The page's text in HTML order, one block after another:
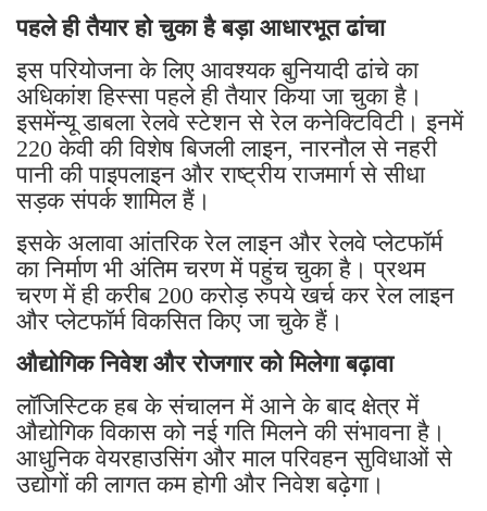
पहले ही तैयार हो चुका है बड़ा आधारभूत ढांचा
इस परियोजना के लिए आवश्यक बुनियादी ढांचे का
अधिकांश हिस्सा पहले ही तैयार किया जा चुका है।
इसमेंन्यू डाबला रेलवे स्टेशन से रेल कनेक्टिविटी। इनमें
220 केवी की विशेष बिजली लाइन, नारनौल से नहरी
पानी की पाइपलाइन और राष्ट्रीय राजमार्ग से सीधा
सड़क संपर्क शामिल हैं।
इसके अलावा आंतरिक रेल लाइन और रेलवे प्लेटफॉर्म
का निर्माण भी अंतिम चरण में पहुंच चुका है। प्रथम
चरण में ही करीब 200 करोड़ रुपये खर्च कर रेल लाइन
और प्लेटफॉर्म विकसित किए जा चुके हैं।
औद्योगिक निवेश और रोजगार को मिलेगा बढ़ावा
लॉजिस्टिक हब के संचालन में आने के बाद क्षेत्र में
औद्योगिक विकास को नई गति मिलने की संभावना है।
आधुनिक वेयरहाउसिंग और माल परिवहन सुविधाओं से
उद्योगों की लागत कम होगी और निवेश बढ़ेगा।